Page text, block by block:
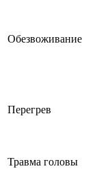
Обезвоживание
Перегрев
Травма головы